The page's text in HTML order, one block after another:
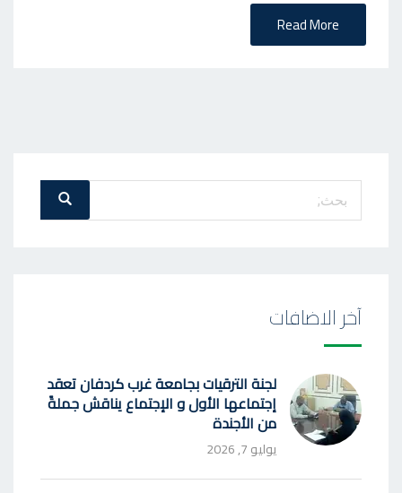
Read More
بحث
عن
بحث
آخر الاضافات
لجنة الترقيات بجامعة غرب كردفان تعقد
إجتماعها الأول و الإجتماع يناقش جملةً
من الأجندة
يوليو 7, 2026